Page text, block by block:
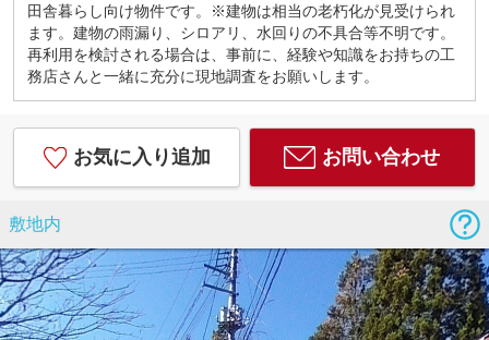
田舎暮らし向け物件です。※建物は相当の老朽化が見受けられ
ます。建物の雨漏り、シロアリ、水回りの不具合等不明です。
再利用を検討される場合は、事前に、経験や知識をお持ちの工
務店さんと一緒に充分に現地調査をお願いします。
お気に入り追加 お問い合わせ